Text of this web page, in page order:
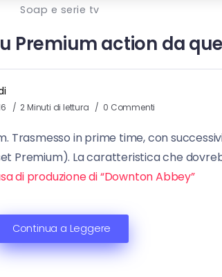
Soap e serie tv
Premium action da
2 Minuti di lettura 0 Commenti
Trasmesso in prime time, con
Premium). La caratteristica che
di produzione di “Downton Abbey”
Continua a Leggere